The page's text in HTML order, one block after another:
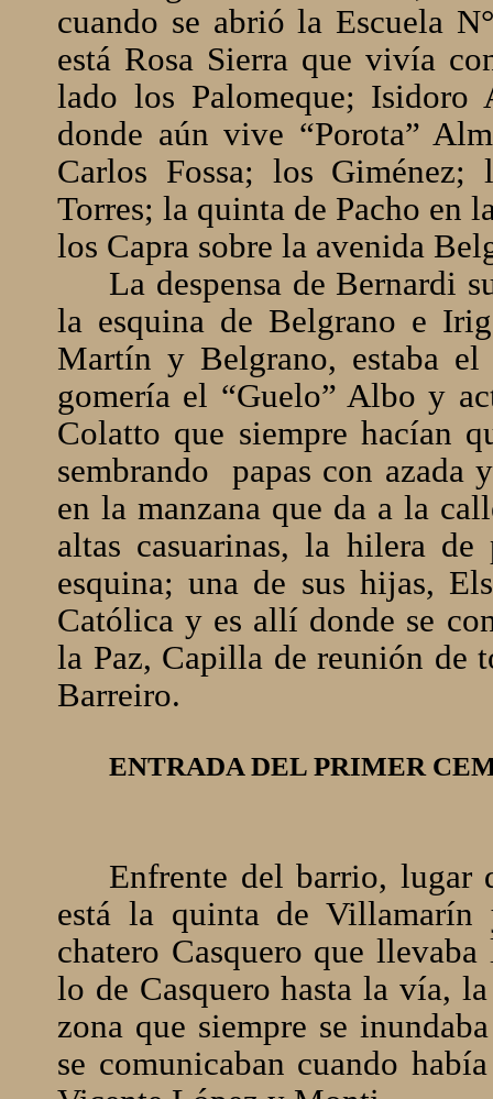
cuando se abrió la Escuela
está Rosa Sierra que vivía
lado los Palomeque; Isidoro
donde aún vive “Porota”
Carlos Fossa; los
Torres; la quinta de Pacho en
los Capra sobre la avenida
La despensa de Bernardi
la esquina de Belgrano e
Martín y Belgrano, estaba
gomería el “Guelo” Albo y
Colatto que siempre hacían
sembrando
papas con
en la manzana que da a la
altas casuarinas, la hilera
esquina; una de sus hijas,
Católica y es allí donde se
la Paz, Capilla de reunión
Barreiro.
ENTRADA DEL PRIMER
Enfrente del barrio, lugar
está la quinta de
chatero Casquero que
lo de Casquero hasta la vía,
zona que siempre se
se comunicaban cuando